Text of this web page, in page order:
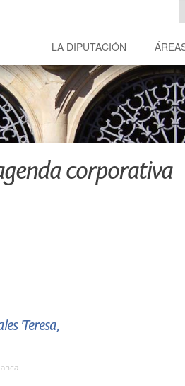
LA DIPUTACIÓN
corporativa
'Teresa,